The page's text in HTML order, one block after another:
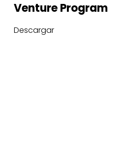
Venture Program
Descargar